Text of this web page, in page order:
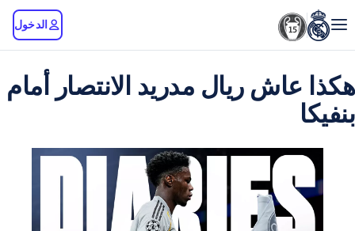
ريال مدريد الانتصار أمام